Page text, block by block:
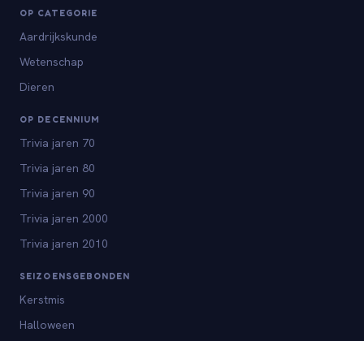
OP CATEGORIE
Aardrijkskunde
Wetenschap
Dieren
OP DECENNIUM
Trivia jaren 70
Trivia jaren 80
Trivia jaren 90
Trivia jaren 2000
Trivia jaren 2010
SEIZOENSGEBONDEN
Kerstmis
Halloween